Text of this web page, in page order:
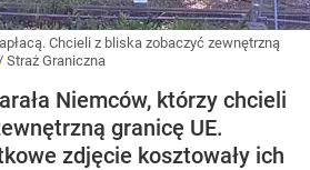
Chcieli z bliska zobaczyć zewnętrzną
/ Straż Graniczna
Niemców, którzy chcieli
granicę UE.
zdjęcie kosztowały ich